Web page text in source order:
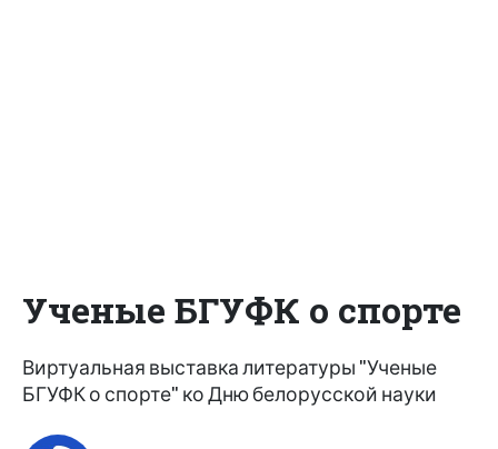
Ученые БГУФК о спорте
Виртуальная выставка литературы "Ученые
БГУФК о спорте" ко Дню белорусской науки